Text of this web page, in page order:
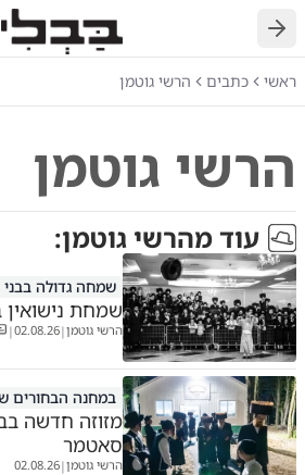
חזרה
ראשי כתבים הרשי גוטמן
הרשי גוטמן
עוד מהרשי גוטמן:
שמחה גדולה
שמחת נישואין
הרשי גוטמן|
02.08.26
|
במחנה הבחורים
מזוזה חדשה
סאטמר
הרשי גוטמן|
02.08.26